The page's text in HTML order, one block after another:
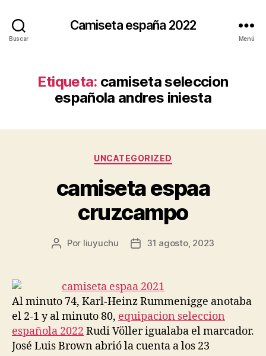
Buscar
Camiseta españa 2022
Menú
Etiqueta: camiseta seleccion
española andres iniesta
Categorías
UNCATEGORIZED
camiseta espaa
cruzcampo
Autor
entrada
Por liuyuchu
Fecha
entrada
31 agosto, 2023
Al minuto 74, Karl-Heinz Rummenigge anotaba
el 2-1 y al minuto 80, equipacion seleccion
española 2022 Rudi Völler igualaba el marcador.
José Luis Brown abrió la cuenta a los 23